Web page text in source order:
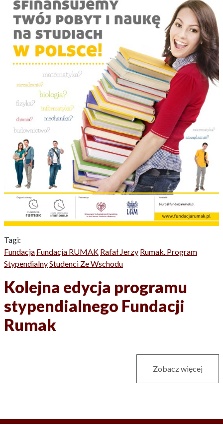
Tagi:
Fundacja Fundacja RUMAK Rafał Jerzy Rumak. Program
StypendialnyStudenci Ze Wschodu
Kolejna edycja programu
stypendialnego Fundacji
Rumak
Zobacz więcej